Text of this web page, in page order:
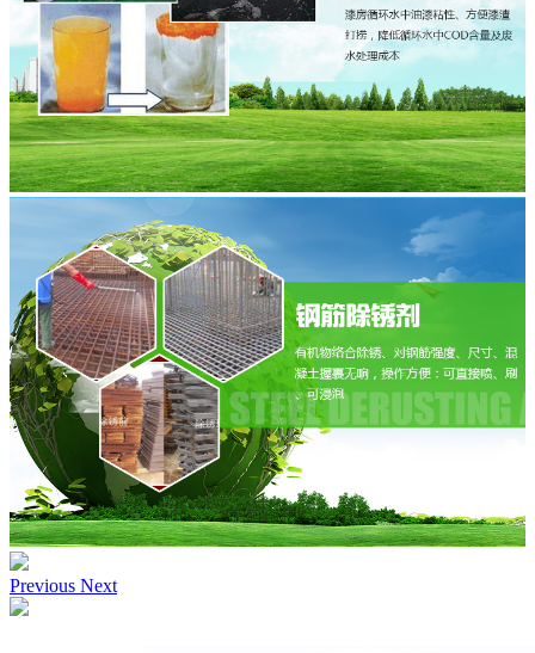
Previous Next